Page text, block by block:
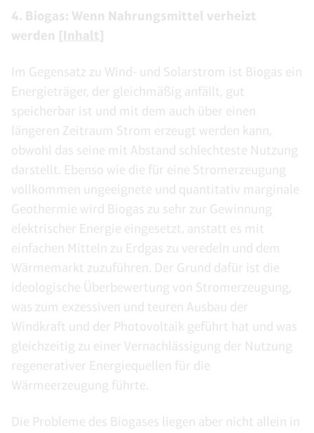
4. Biogas: Wenn Nahrungsmittel verheizt
werden [Inhalt]
Im Gegensatz zu Wind- und Solarstrom ist Biogas ein
Energieträger, der gleichmäßig anfällt, gut
speicherbar ist und mit dem auch über einen
längeren Zeitraum Strom erzeugt werden kann,
obwohl das seine mit Abstand schlechteste Nutzung
darstellt. Ebenso wie die für eine Stromerzeugung
vollkommen ungeeignete und quantitativ marginale
Geothermie wird Biogas zu sehr zur Gewinnung
elektrischer Energie eingesetzt, anstatt es mit
einfachen Mitteln zu Erdgas zu veredeln und dem
Wärmemarkt zuzuführen. Der Grund dafür ist die
ideologische Überbewertung von Stromerzeugung,
was zum exzessiven und teuren Ausbau der
Windkraft und der Photovoltaik geführt hat und was
gleichzeitig zu einer Vernachlässigung der Nutzung
regenerativer Energiequellen für die
Wärmeerzeugung führte.
Die Probleme des Biogases liegen aber nicht allein in